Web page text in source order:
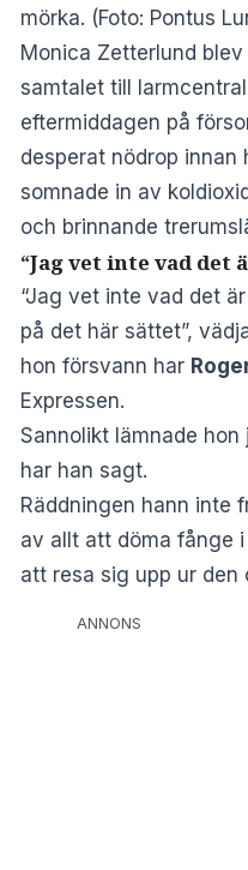
mörka. (Foto: Pontus
Monica Zetterlund
samtalet till
eftermiddagen på
desperat nödrop innan
somnade in av
och brinnande
“Jag vet inte vad det
“Jag vet inte vad det
på det här sättet”,
hon försvann har
Expressen.
Sannolikt lämnade
har han sagt.
Räddningen hann inte
av allt att döma fånge
att resa sig upp ur
ANNONS